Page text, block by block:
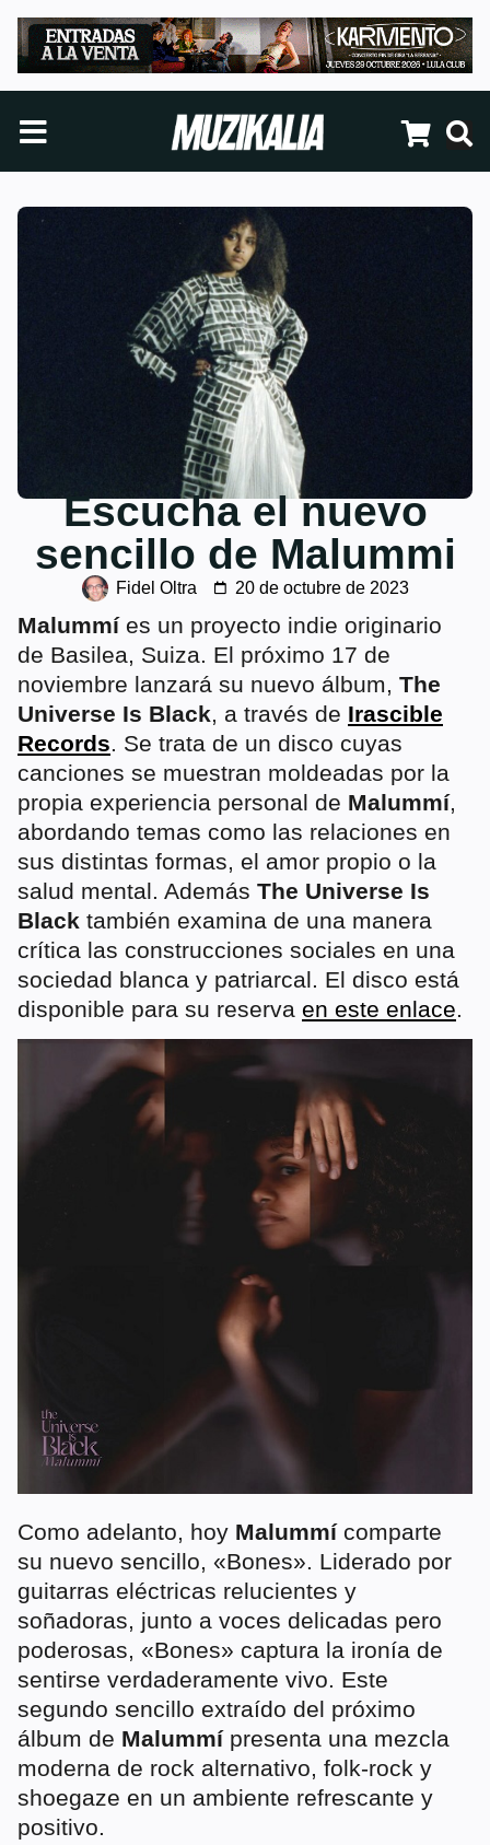
Escucha el nuevo
sencillo de Malummi
Fidel Oltra 20 de octubre de 2023
Malummíes un proyecto indie originario
de Basilea, Suiza. El próximo 17 de
noviembre lanzará su nuevo álbum, The
Universe Is Black, a través de Irascible
Records. Se trata de un disco cuyas
canciones se muestran moldeadas por la
propia experiencia personal de Malummí,
abordando temas como las relaciones en
sus distintas formas, el amor propio o la
salud mental. Además The Universe Is
Black también examina de una manera
crítica las construcciones sociales en una
sociedad blanca y patriarcal. El disco está
disponible para su reserva en este enlace.
Como adelanto, hoy Malummícomparte
su nuevo sencillo, «Bones». Liderado por
guitarras eléctricas relucientes y
soñadoras, junto a voces delicadas pero
poderosas, «Bones» captura la ironía de
sentirse verdaderamente vivo. Este
segundo sencillo extraído del próximo
álbum de Malummípresenta una mezcla
moderna de rock alternativo, folk-rock y
shoegaze en un ambiente refrescante y
positivo.